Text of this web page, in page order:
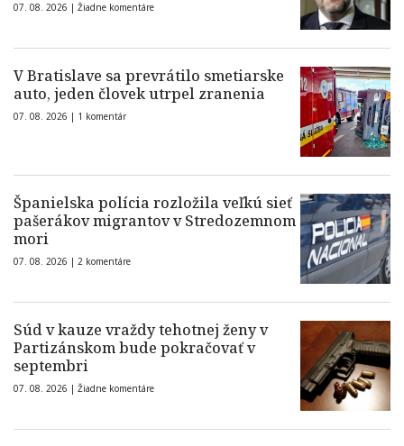
07. 08. 2026 | Žiadne komentáre
V Bratislave sa prevrátilo smetiarske
auto, jeden človek utrpel zranenia
07. 08. 2026 | 1 komentár
Španielska polícia rozložila veľkú sieť
pašerákov migrantov v Stredozemnom
mori
07. 08. 2026 | 2 komentáre
Súd v kauze vraždy tehotnej ženy v
Partizánskom bude pokračovať v
septembri
07. 08. 2026 | Žiadne komentáre